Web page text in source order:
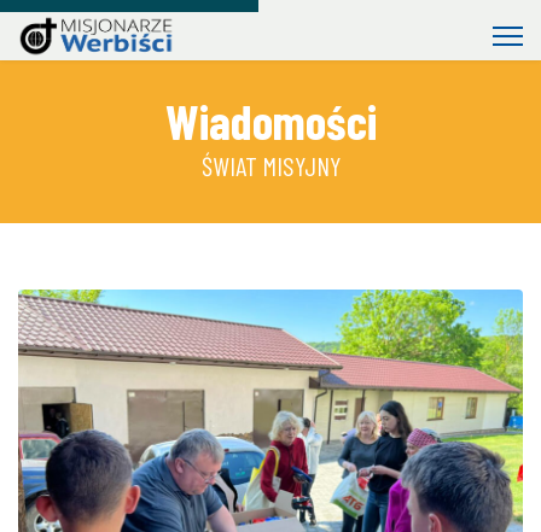
Wiadomości
ŚWIAT MISYJNY